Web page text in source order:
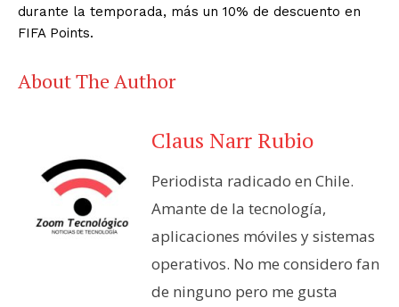
durante la temporada, más un 10% de descuento en
FIFA Points.
About The Author
Claus Narr Rubio
Periodista radicado en Chile.
Amante de la tecnología,
aplicaciones móviles y sistemas
operativos. No me considero fan
de ninguno pero me gusta